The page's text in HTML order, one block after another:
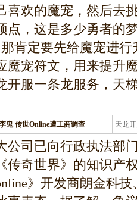
喜欢的魔宠，然后去
点，这是多少勇者的
肯定要先给魔宠进
魔宠符文，用来提升
开服一条龙服务，天
鬼 传世Online遭工商调查 天龙
龙
公司已向行政执法部
传奇世界》的知识产
》开发商朗金科